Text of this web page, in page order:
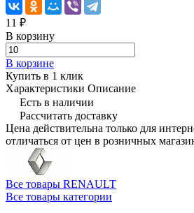
11 ₽
В корзину
В корзине
Купить в 1 клик
Характеристики Описание
Есть в наличии
Рассчитать доставку
Цена действительна только для
отличаться от цен в розничных
Все товары RENAULT
Все товары категории